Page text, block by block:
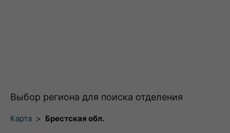
Выбор региона для поиска отделения
Карта > Брестская обл.